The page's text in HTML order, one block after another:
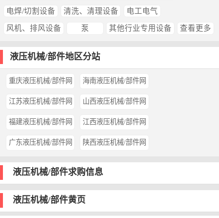
电焊/切割设备 清洗、清理设备 电工电气
风机、排风设备 泵 其他行业专用设备 查看更多
液压机械/部件地区分站
重庆液压机械/部件网 海南液压机械/部件网
江苏液压机械/部件网 山西液压机械/部件网
福建液压机械/部件网 江西液压机械/部件网
广东液压机械/部件网 陕西液压机械/部件网
液压机械/部件求购信息
液压机械/部件黄页